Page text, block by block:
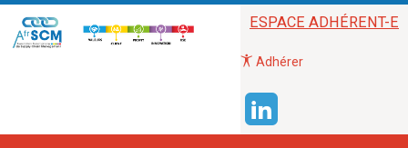
ESPACE ADHÉRENT-E
Adhérer